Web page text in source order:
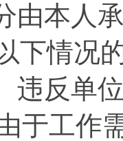
由本人
下情况
违反单
于工作